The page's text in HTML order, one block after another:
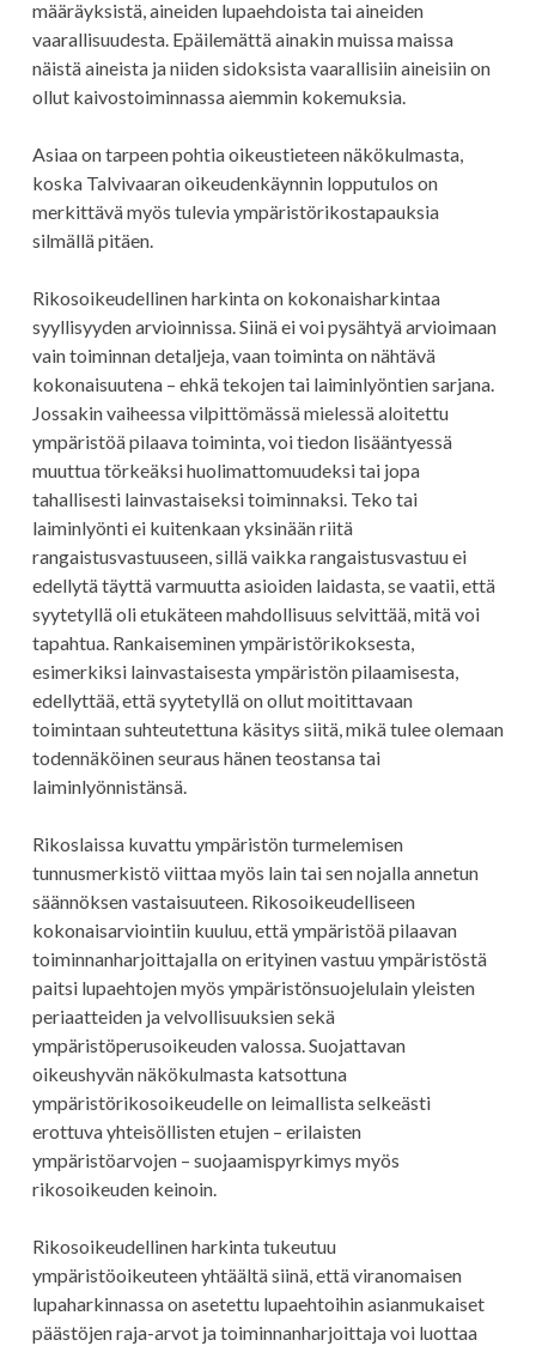
määräyksistä, aineiden lupaehdoista tai aineiden
vaarallisuudesta. Epäilemättä ainakin muissa maissa
näistä aineista ja niiden sidoksista vaarallisiin aineisiin on
ollut kaivostoiminnassa aiemmin kokemuksia.
Asiaa on tarpeen pohtia oikeustieteen näkökulmasta,
koska Talvivaaran oikeudenkäynnin lopputulos on
merkittävä myös tulevia ympäristörikostapauksia
silmällä pitäen.
Rikosoikeudellinen harkinta on kokonaisharkintaa
syyllisyyden arvioinnissa. Siinä ei voi pysähtyä arvioimaan
vain toiminnan detaljeja, vaan toiminta on nähtävä
kokonaisuutena – ehkä tekojen tai laiminlyöntien sarjana.
Jossakin vaiheessa vilpittömässä mielessä aloitettu
ympäristöä pilaava toiminta, voi tiedon lisääntyessä
muuttua törkeäksi huolimattomuudeksi tai jopa
tahallisesti lainvastaiseksi toiminnaksi. Teko tai
laiminlyönti ei kuitenkaan yksinään riitä
rangaistusvastuuseen, sillä vaikka rangaistusvastuu ei
edellytä täyttä varmuutta asioiden laidasta, se vaatii, että
syytetyllä oli etukäteen mahdollisuus selvittää, mitä voi
tapahtua. Rankaiseminen ympäristörikoksesta,
esimerkiksi lainvastaisesta ympäristön pilaamisesta,
edellyttää, että syytetyllä on ollut moitittavaan
toimintaan suhteutettuna käsitys siitä, mikä tulee olemaan
todennäköinen seuraus hänen teostansa tai
laiminlyönnistänsä.
Rikoslaissa kuvattu ympäristön turmelemisen
tunnusmerkistö viittaa myös lain tai sen nojalla annetun
säännöksen vastaisuuteen. Rikosoikeudelliseen
kokonaisarviointiin kuuluu, että ympäristöä pilaavan
toiminnanharjoittajalla on erityinen vastuu ympäristöstä
paitsi lupaehtojen myös ympäristönsuojelulain yleisten
periaatteiden ja velvollisuuksien sekä
ympäristöperusoikeuden valossa. Suojattavan
oikeushyvän näkökulmasta katsottuna
ympäristörikosoikeudelle on leimallista selkeästi
erottuva yhteisöllisten etujen – erilaisten
ympäristöarvojen – suojaamispyrkimys myös
rikosoikeuden keinoin.
Rikosoikeudellinen harkinta tukeutuu
ympäristöoikeuteen yhtäältä siinä, että viranomaisen
lupaharkinnassa on asetettu lupaehtoihin asianmukaiset
päästöjen raja-arvot ja toiminnanharjoittaja voi luottaa